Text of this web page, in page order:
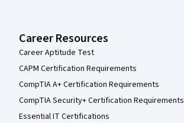
Career Resources
Career Aptitude Test
CAPM Certification Requirements
CompTIA A+ Certification Requirements
CompTIA Security+ Certification Requirements
Essential IT Certifications